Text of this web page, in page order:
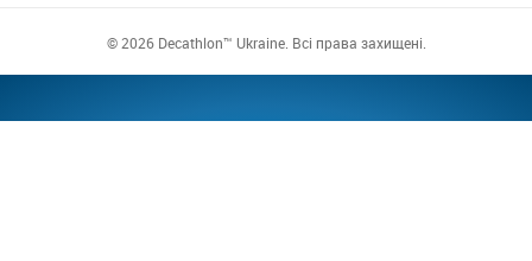
© 2026 Decathlon™ Ukraine. Всі права захищені.